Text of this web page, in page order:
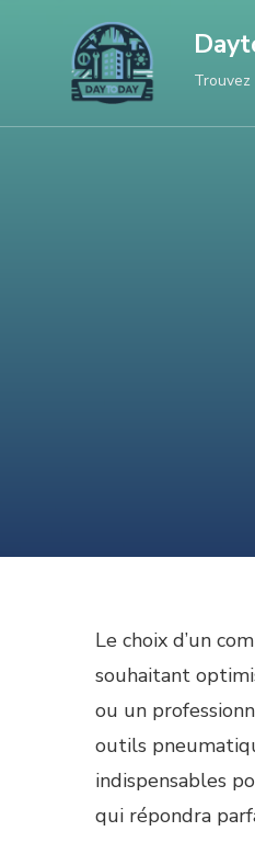
contenu
(Pressez
Le choix d’un
souhaitant
ou un
outils
indispensables
qui répondra